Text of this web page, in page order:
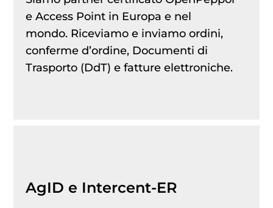
e Access Point in Europa e nel
mondo. Riceviamo e inviamo ordini,
conferme d’ordine, Documenti di
Trasporto (DdT) e fatture elettroniche.
AgID e Intercent-ER